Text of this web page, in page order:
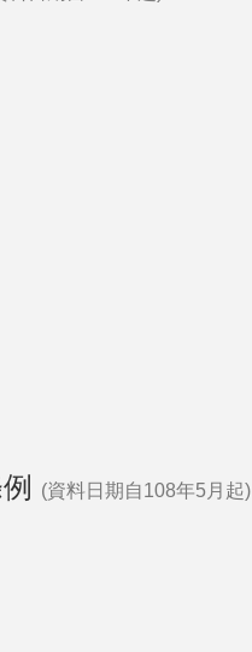
(資料日期自108年5月起)